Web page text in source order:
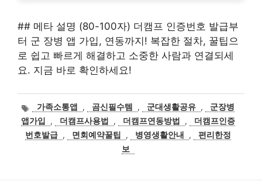
## 메타 설명 (80-100자) 더캠프 인증번호 발급부
터 군 장병 앱 가입, 연동까지! 복잡한 절차, 꿀팁으
로 쉽고 빠르게 해결하고 소중한 사람과 연결되세
요. 지금 바로 확인하세요!
태
그
가족소통앱 , 곰신필수템 , 군대생활공유 ,
군장병
앱가입
, 더캠프사용법 , 더캠프연동방법 ,
더캠프인증
번호발급 , 면회예약꿀팁 , 병영생활안내 ,
편리한정
보